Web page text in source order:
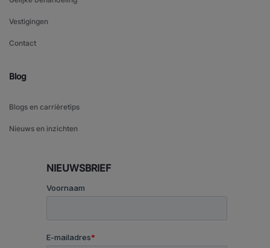
Vestigingen
Contact
Blog
Blogs en carrièretips
Nieuws en inzichten
NIEUWSBRIEF